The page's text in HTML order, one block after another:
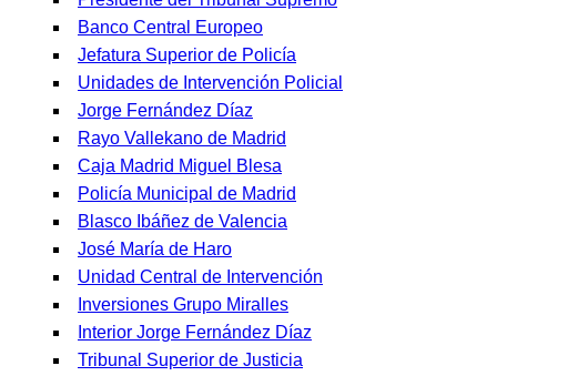
Banco Central Europeo
Jefatura Superior de Policía
Unidades de Intervención Policial
Jorge Fernández Díaz
Rayo Vallekano de Madrid
Caja Madrid Miguel Blesa
Policía Municipal de Madrid
Blasco Ibáñez de Valencia
José María de Haro
Unidad Central de Intervención
Inversiones Grupo Miralles
Interior Jorge Fernández Díaz
Tribunal Superior de Justicia